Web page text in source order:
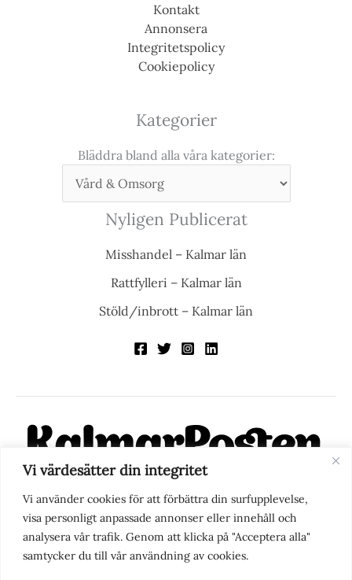
Vi värdesätter din integritet
Vi använder cookies för att förbättra din surfupplevelse,
visa personligt anpassade annonser eller innehåll och
analysera vår trafik. Genom att klicka på "Acceptera alla"
samtycker du till vår användning av cookies.
Kontakt
Annonsera
Integritetspolicy
Cookiepolicy
Kategorier
Bläddra bland alla våra kategorier:
Nyligen Publicerat
Misshandel – Kalmar län
Rattfylleri – Kalmar län
Stöld/inbrott – Kalmar län
KalmarPosten är en modern lokalnyhetstidning på nätet. Med
fokus på Kalmarregionen, men också med blick för det större
perspektivet, vill vi vara din självklara kanal för nyheter,
berättelser och engagemang. KalmarPosten grundades 1988 och
fick nya ägare 2025.